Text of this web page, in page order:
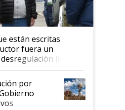
están escritas
fuera un
llegó
y hasta se
al IPCVA
por